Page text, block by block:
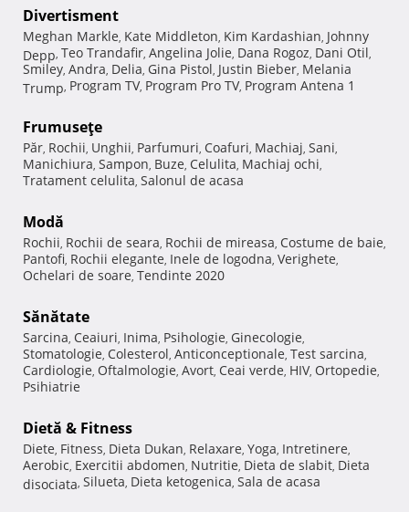
Divertisment
Meghan Markle, Kate Middleton, Kim Kardashian, Johnny
Depp, Teo Trandafir, Angelina Jolie, Dana Rogoz, Dani Otil,
Smiley, Andra, Delia, Gina Pistol, Justin Bieber, Melania
Trump, Program TV, Program Pro TV, Program Antena 1
Frumuseţe
Păr, Rochii, Unghii, Parfumuri, Coafuri, Machiaj, Sani,
Manichiura, Sampon, Buze, Celulita, Machiaj ochi,
Tratament celulita, Salonul de acasa
Modă
Rochii, Rochii de seara, Rochii de mireasa, Costume de baie,
Pantofi, Rochii elegante, Inele de logodna, Verighete,
Ochelari de soare, Tendinte 2020
Sănătate
Sarcina, Ceaiuri, Inima, Psihologie, Ginecologie,
Stomatologie, Colesterol, Anticonceptionale, Test sarcina,
Cardiologie, Oftalmologie, Avort, Ceai verde, HIV, Ortopedie,
Psihiatrie
Dietă & Fitness
Diete, Fitness, Dieta Dukan, Relaxare, Yoga, Intretinere,
Aerobic, Exercitii abdomen, Nutritie, Dieta de slabit, Dieta
disociata, Silueta, Dieta ketogenica, Sala de acasa